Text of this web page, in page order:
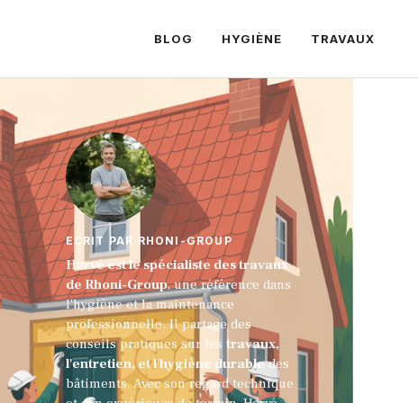
BLOG HYGIÈNE TRAVAUX
ECRIT PAR RHONI-GROUP
Hervé est le spécialiste des travaux
de Rhoni-Group, une référence dans
l'hygiène et la maintenance
professionnelle. Il partage des
conseils pratiques sur les travaux,
l'entretien, et l'hygiène durabledes
bâtiments. Avec son regard technique